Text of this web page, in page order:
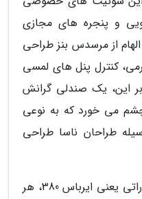
و پنجره های مجازی
از مرسدس بنز طراحی
کنترل پنل های لمسی
بر این، یک صندلی گرانش
می خورد که به نوعی
طراحان ناسا طراحی
در دیگر هواپیمای این شرکت اماراتی یعنی ایرباس 380، هر